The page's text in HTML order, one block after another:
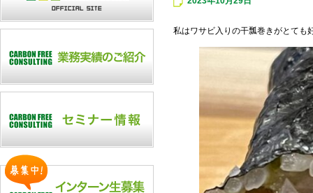
私はワサビ入りの干瓢巻きがとても